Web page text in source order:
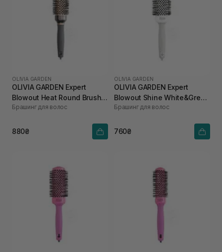
OLIVIA GARDEN
OLIVIA GARDEN Expert
Blowout Heat Round Brush
Cooper/Grey 45 мм
Брашинг для волос
880₴
OLIVIA GARDEN
OLIVIA GARDEN Expert
Blowout Shine White&Grey
45 мм
Брашинг для волос
760₴